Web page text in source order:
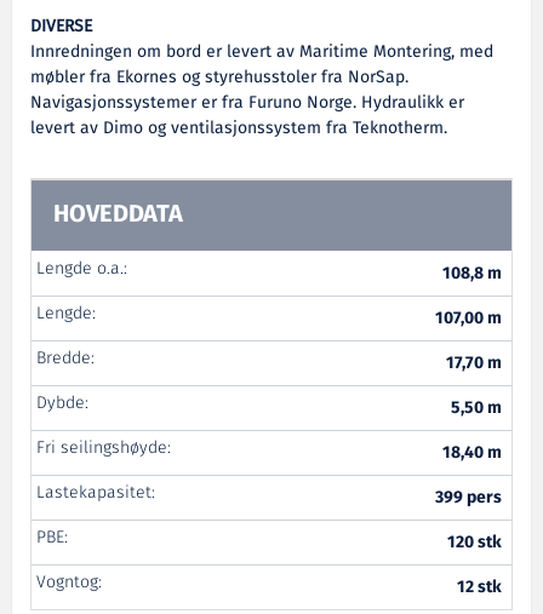
DIVERSE
Innredningen om bord er levert av Maritime Montering, med
møbler fra Ekornes og styrehusstoler fra NorSap.
Navigasjonssystemer er fra Furuno Norge. Hydraulikk er
levert av Dimo og ventilasjonssystem fra Teknotherm.
HOVEDDATA
Lengde o.a.:
108,8 m
Lengde:
107,00 m
Bredde:
17,70 m
Dybde:
5,50 m
Fri seilingshøyde:
18,40 m
Lastekapasitet:
399 pers
PBE:
120 stk
Vogntog:
12 stk